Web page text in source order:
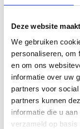
Deze website
We gebruiken
personaliseren, om
en om ons
informatie over uw
partners voor
partners kunnen
informatie die u
verzameld op